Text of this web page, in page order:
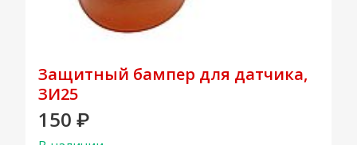
Защитный бампер для датчика,
ЗИ25
150 ₽